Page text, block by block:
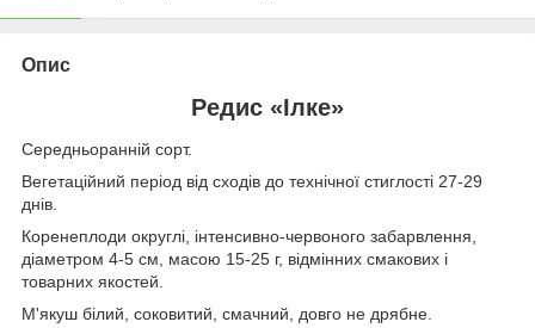
Опис
Редис «Ілке»
Середньоранній сорт.
Вегетаційний період від сходів до технічної стиглості 27-29
днів.
Коренеплоди округлі, інтенсивно-червоного забарвлення,
діаметром 4-5 см, масою 15-25 г, відмінних смакових і
товарних якостей.
М'якуш білий, соковитий, смачний, довго не дрябне.